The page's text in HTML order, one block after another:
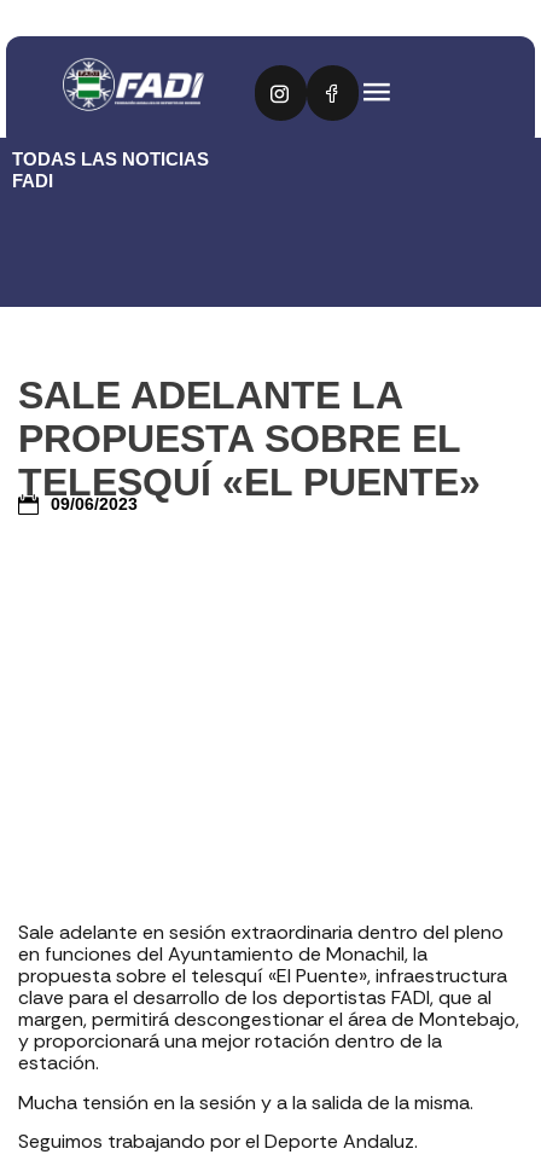
TODAS LAS NOTICIAS
FADI
SALE ADELANTE LA
PROPUESTA SOBRE EL
TELESQUÍ «EL PUENTE»
09/06/2023
Sale adelante en sesión extraordinaria dentro del pleno
en funciones del Ayuntamiento de Monachil, la
propuesta sobre el telesquí «El Puente», infraestructura
clave para el desarrollo de los deportistas FADI, que al
margen, permitirá descongestionar el área de Montebajo,
y proporcionará una mejor rotación dentro de la
estación.
Mucha tensión en la sesión y a la salida de la misma.
Seguimos trabajando por el Deporte Andaluz.